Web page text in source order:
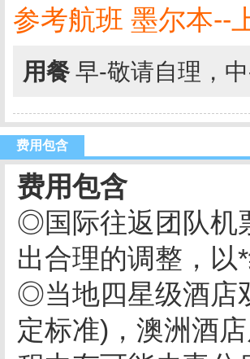
参考航班 墨尔本--
用餐 早-敬请自理，
费用包含
费用包含
◎国际往返团队机
出合理的调整，以
◎当地四星级酒店
定标准)，澳洲酒